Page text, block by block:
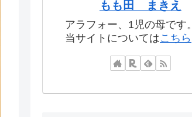
もも田 まきえ
アラフォー、1児の母です。
当サイトについてはこちら